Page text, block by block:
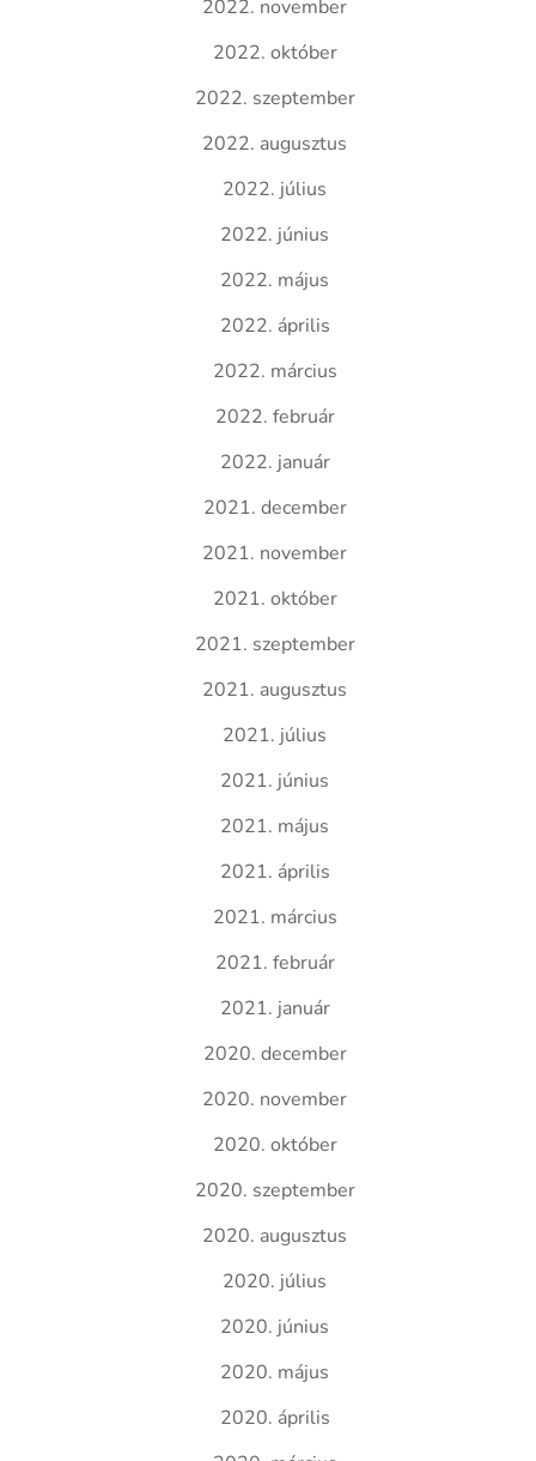
2022. november
2022. október
2022. szeptember
2022. augusztus
2022. július
2022. június
2022. május
2022. április
2022. március
2022. február
2022. január
2021. december
2021. november
2021. október
2021. szeptember
2021. augusztus
2021. július
2021. június
2021. május
2021. április
2021. március
2021. február
2021. január
2020. december
2020. november
2020. október
2020. szeptember
2020. augusztus
2020. július
2020. június
2020. május
2020. április